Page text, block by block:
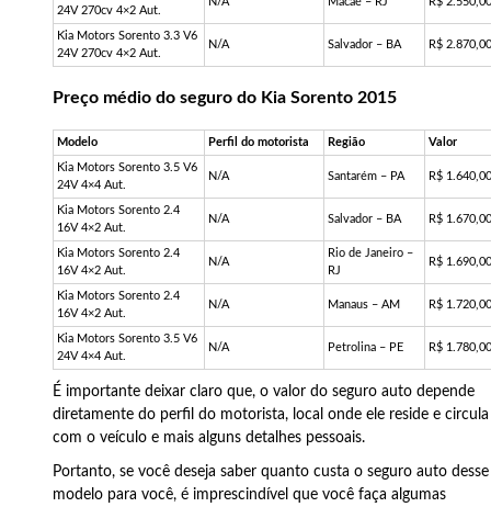
24V 270cv 4×2 Aut.
Kia Motors Sorento 3.3 V6
24V 270cv 4×2 Aut.
N/A Salvador – BA R$
Preço médio do seguro do Kia Sorento 2015
Modelo Perfil do motorista Região Valor
Kia Motors Sorento 3.5 V6
24V 4×4 Aut.
N/A Santarém – PA R$
Kia Motors Sorento 2.4
16V 4×2 Aut.
N/A Salvador – BA R$
Kia Motors Sorento 2.4
16V 4×2 Aut.
N/A
Rio de Janeiro –
RJ
R$
Kia Motors Sorento 2.4
16V 4×2 Aut.
N/A Manaus – AM R$
Kia Motors Sorento 3.5 V6
24V 4×4 Aut.
N/A Petrolina – PE R$
É importante deixar claro que, o valor do seguro auto depende
diretamente do perfil do motorista, local onde ele reside e circula
com o veículo e mais alguns detalhes pessoais.
Portanto, se você deseja saber quanto custa o seguro auto desse
modelo para você, é imprescindível que você faça algumas